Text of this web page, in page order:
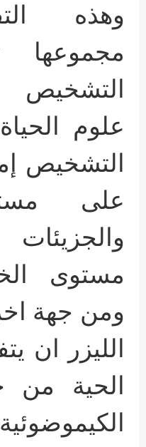
وهذه
علوم
التشخيص
على
مستوى
ومن جهة
الليزر ان
الحية من
الكيموضوئية